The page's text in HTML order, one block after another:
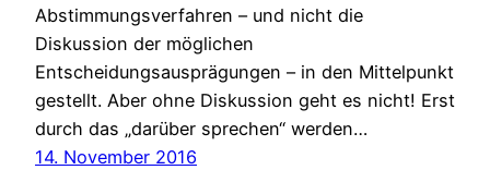
Abstimmungsverfahren – und nicht die
Diskussion der möglichen
Entscheidungsausprägungen – in den Mittelpunkt
gestellt. Aber ohne Diskussion geht es nicht! Erst
durch das „darüber sprechen“ werden…
14. November 2016